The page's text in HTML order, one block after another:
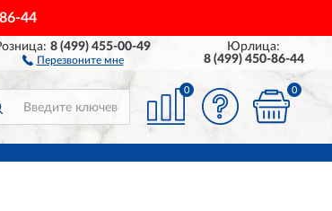
44
ДОСТАВИМ ПО ВСЕЙ РОССИИ
8 (499) 455-00-49
Перезвоните мне
Юрлица:
8 (499) 450-86-44
0 0